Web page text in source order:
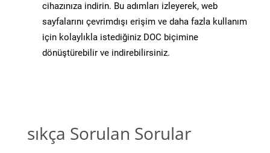
cihazınıza indirin. Bu adımları izleyerek, web
sayfalarını çevrimdışı erişim ve daha fazla kullanım
için kolaylıkla istediğiniz DOC biçimine
dönüştürebilir ve indirebilirsiniz.
sıkça Sorulan Sorular